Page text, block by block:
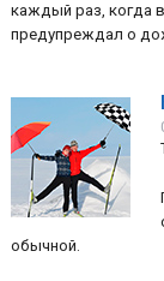
каждый раз, когда
предупреждал о
обычной.